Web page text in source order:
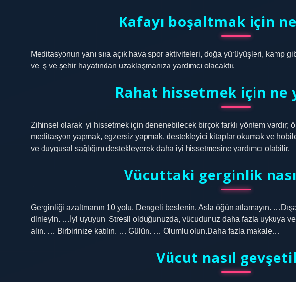
Kafayı boşaltmak için ne
Meditasyonun yanı sıra açık hava spor aktiviteleri, doğa yürüyüşleri, kamp
ve iş ve şehir hayatından uzaklaşmanıza yardımcı olacaktır.
Rahat hissetmek için ne
Zihinsel olarak iyi hissetmek için denenebilecek birçok farklı yöntem vardır;
meditasyon yapmak, egzersiz yapmak, destekleyici kitaplar okumak ve
ve duygusal sağlığını destekleyerek daha iyi hissetmesine yardımcı olabilir.
Vücuttaki gerginlik
Gerginliği azaltmanın 10 yolu. Dengeli beslenin. Asla öğün atlamayın.
dinleyin. …İyi uyuyun. Stresli olduğunuzda, vücudunuz daha fazla uykuya
alın. … Birbirinize katılın. … Gülün. … Olumlu olun.Daha fazla makale…
Vücut nasıl